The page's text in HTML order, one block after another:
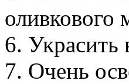
оливкового
6. Украсить
7. Очень